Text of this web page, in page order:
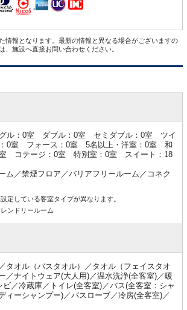
情報となります。最新の情報と異なる場合がございますの
、施設へ直接お問い合わせください。
ル：0室 ダブル：0室 セミダブル：0室 ツイ
0室 フォース：0室 5名以上・洋室：0室 和
コテージ：0室 特別室：0室 スイート：18
ム／禁煙フロア／バリアフリールーム／コネク
定している客室タイプが異なります。
ンドリールーム
タオル（バスタオル）／タオル（フェイスタオ
／ナイトウェア(大人用)／温水洗浄(全客室)／暖
ビ／冷蔵庫／トイレ(全客室)／バス(全客室：シャ
ィーシャンプー)／バスローブ／冷房(全客室)／